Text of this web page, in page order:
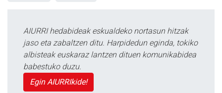
AIURRI hedabideak eskualdeko nortasun hitzak
jaso eta zabaltzen ditu. Harpidedun eginda, tokiko
albisteak euskaraz lantzen dituen komunikabidea
babestuko duzu.
Egin AIURRIkide!